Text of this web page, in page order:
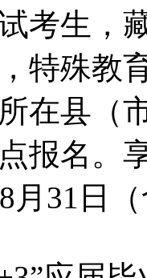
考生，
特殊教
在县（
报名。
月31日